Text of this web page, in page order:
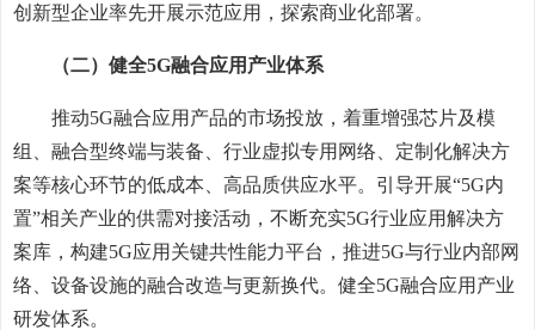
创新型企业率先开展示范应用，探索商业化部署。
（二）健全5G融合应用产业体系
推动5G融合应用产品的市场投放，着重增强芯片及模
组、融合型终端与装备、行业虚拟专用网络、定制化解决方
案等核心环节的低成本、高品质供应水平。引导开展“5G内
置”相关产业的供需对接活动，不断充实5G行业应用解决方
案库，构建5G应用关键共性能力平台，推进5G与行业内部网
络、设备设施的融合改造与更新换代。健全5G融合应用产业
研发体系。